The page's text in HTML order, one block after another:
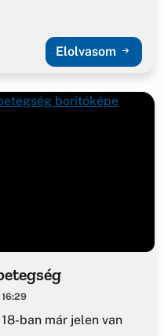
Elolvasom
ban már jelen van